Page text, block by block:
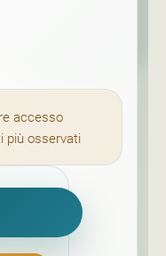
accesso
più osservati